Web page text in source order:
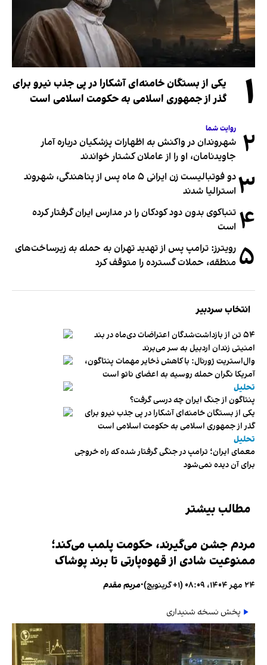
۱
یکی از بستگان خامنه‌ای آشکارا در پی جذب نیرو برای
گذر از جمهوری اسلامی به حکومت اسلامی است
۲ روایت شما
شهروندان در واکنش به اظهارات پزشکیان درباره آمار
جاویدنامان، او را از عاملان کشتار خواندند
۳
دو فوتبالیست زن ایرانی ۵ ماه پس از پناهندگی، شهروند
استرالیا شدند
۴ تنباکوی بدون دود کودکان را در مدارس ایران گرفتار کرده
است
۵ رویترز: ترامپ پس از تهدید تهران به حمله به زیرساخت‌های
منطقه، حملات گسترده را متوقف کرد
انتخاب سردبیر
۵۴ تن از بازداشت‌شدگان اعتراضات دی‌ماه در بند
امنیتی زندان اردبیل به سر می‌برند
وال‌استریت ژورنال: با کاهش ذخایر مهمات پنتاگون،
آمریکا نگران حمله روسیه به اعضای ناتو‌ است
تحلیل
پنتاگون از جنگ ایران چه درسی گرفت؟
یکی از بستگان خامنه‌ای آشکارا در پی جذب نیرو برای
گذر از جمهوری اسلامی به حکومت اسلامی است
تحلیل
معمای ایران؛ ترامپ در جنگی گرفتار شده که راه خروجی
برای آن دیده نمی‌شود
مطالب بیشتر
مردم جشن می‌گیرند، حکومت پلمب می‌کند؛
ممنوعیت شادی از قهوه‌پارتی تا برند پوشاک
۲۴ مهر ۱۴۰۴، ۰۸:۰۹ (‎+۱ گرینویچ) •مریم مقدم
پخش نسخه شنیداری